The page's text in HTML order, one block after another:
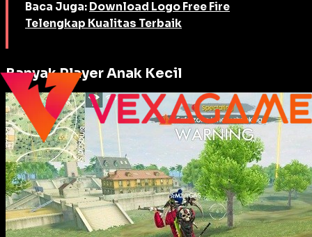
Baca Juga: Download Logo Free Fire
Telengkap Kualitas Terbaik
Banyak Player Anak Kecil